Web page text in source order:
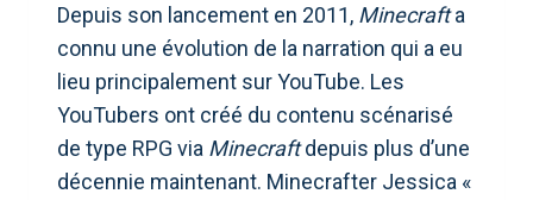
Depuis son lancement en 2011, Minecrafta
connu une évolution de la narration qui a eu
lieu principalement sur YouTube. Les
YouTubers ont créé du contenu scénarisé
de type RPG via Minecraftdepuis plus d’une
décennie maintenant. Minecrafter Jessica «